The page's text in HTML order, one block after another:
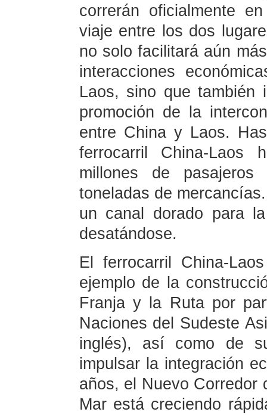
correrán oficialmente
viaje entre los dos
no solo facilitará aún
interacciones
Laos, sino que también
promoción de la
entre China y Laos.
ferrocarril China-Laos
millones de
toneladas de
un canal dorado para
desatándose.
El ferrocarril China-
ejemplo de la
Franja y la Ruta por
Naciones del Sudeste
inglés), así como de
impulsar la integración
años, el Nuevo Corredor
Mar está creciendo